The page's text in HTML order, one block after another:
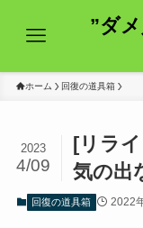
”ダ
ホーム 回復の道具箱
[リラ
気の出
2023
4/09
回復の道具箱 2022